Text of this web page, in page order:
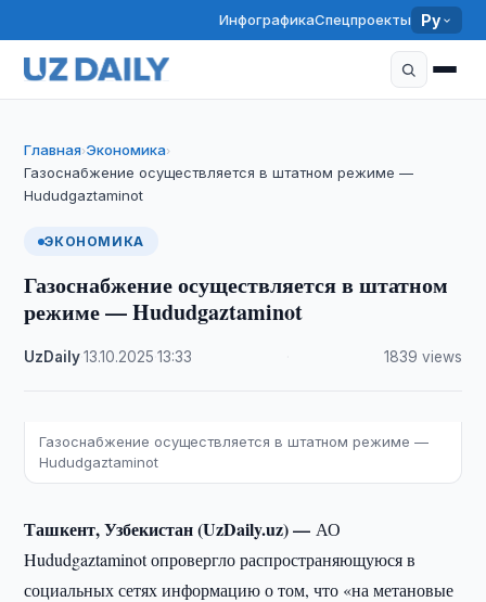
ИнфографикаСпецпроекты Ру
Главная›Экономика›
Газоснабжение осуществляется в штатном режиме —
Hududgaztaminot
ЭКОНОМИКА
Газоснабжение осуществляется в штатном
режиме — Hududgaztaminot
UzDaily·13.10.2025 ·13:33 1839 views
Газоснабжение осуществляется в штатном режиме —
Hududgaztaminot
Ташкент, Узбекистан (UzDaily.uz) —АО
Hududgaztaminot опровергло распространяющуюся в
социальных сетях информацию о том, что «на метановые